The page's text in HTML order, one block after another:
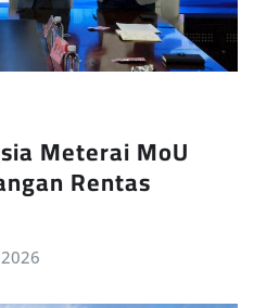
Meterai MoU
Rentas